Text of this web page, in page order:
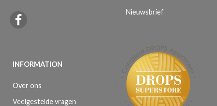
INFORMATION
Over ons
Veelgestelde vragen
Nieuwsbrief